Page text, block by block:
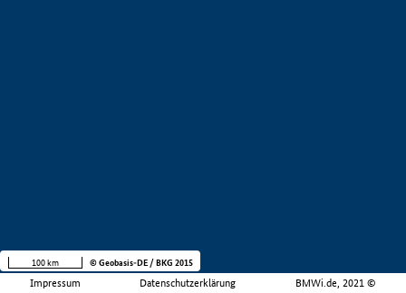
Impressum Datenschutzerklärung BMWi.de, 2021 ©
100 km © Geobasis-DE / BKG 2015